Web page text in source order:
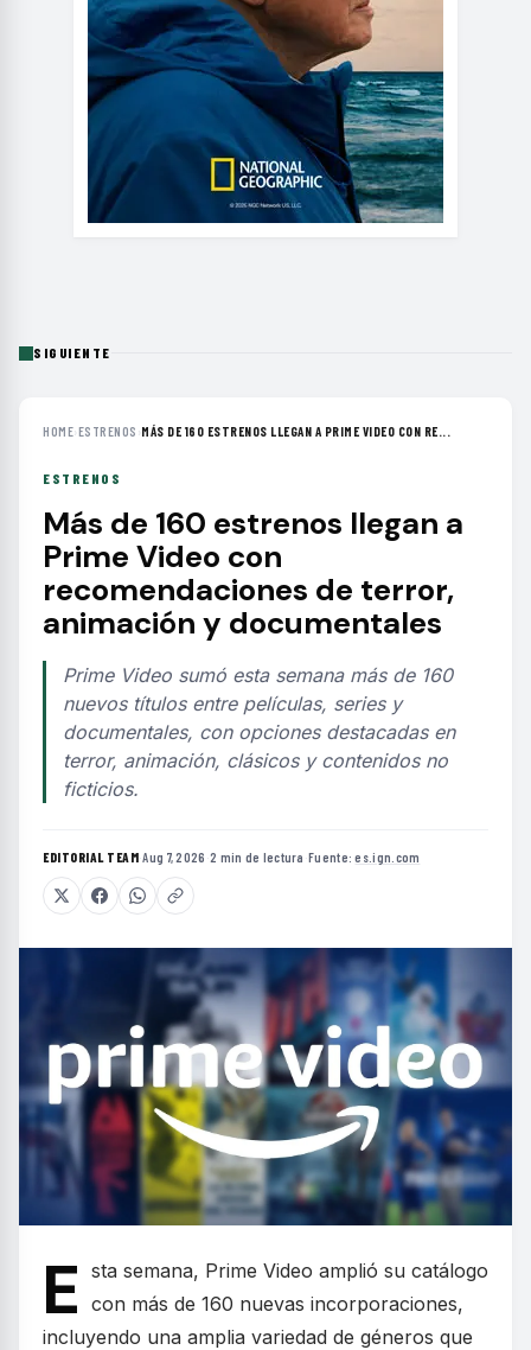
SIGUIENTE
HOME›ESTRENOS ›MÁS DE 160 ESTRENOS LLEGAN A PRIME VIDEO CON RE...
ESTRENOS
Más de 160 estrenos llegan a
Prime Video con
recomendaciones de terror,
animación y documentales
Prime Video sumó esta semana más de 160
nuevos títulos entre películas, series y
documentales, con opciones destacadas en
terror, animación, clásicos y contenidos no
ficticios.
EDITORIAL TEAM·Aug 7, 2026 ·2 min de lectura ·Fuente:es.ign.com
E sta semana, Prime Video amplió su catálogo
con más de 160 nuevas incorporaciones,
incluyendo una amplia variedad de géneros que